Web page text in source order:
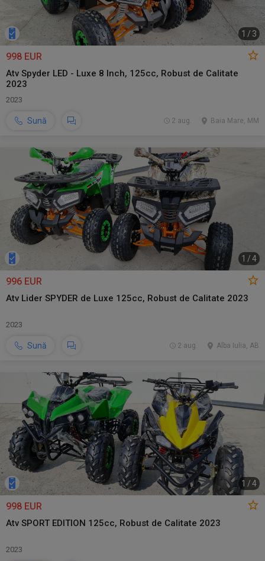
1 / 3
998 EUR
Atv Spyder LED - Luxe 8 Inch, 125cc, Robust de Calitate
2023
2023
Sună Baia Mare, MM
2 aug.
1 /4
996 EUR
Atv Lider SPYDER de Luxe 125cc, Robust de Calitate 2023
2023
Sună Alba Iulia, AB
2 aug.
1 /4
998 EUR
Atv SPORT EDITION 125cc, Robust de Calitate 2023
2023